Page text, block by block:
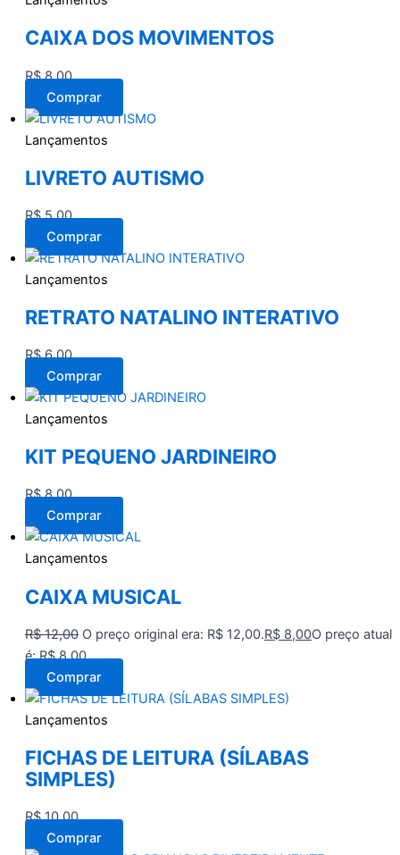
CAIXA DOS MOVIMENTOS
R$8,00
Comprar
Lançamentos
LIVRETO AUTISMO
R$5,00
Comprar
Lançamentos
RETRATO NATALINO INTERATIVO
R$6,00
Comprar
Lançamentos
KIT PEQUENO JARDINEIRO
R$8,00
Comprar
Lançamentos
CAIXA MUSICAL
R$12,00 O preço original era: R$ 12,00.R$ 8,00O preço atual
é: R$ 8,00.
Comprar
Lançamentos
FICHAS DE LEITURA (SÍLABAS
SIMPLES)
R$10,00
Comprar